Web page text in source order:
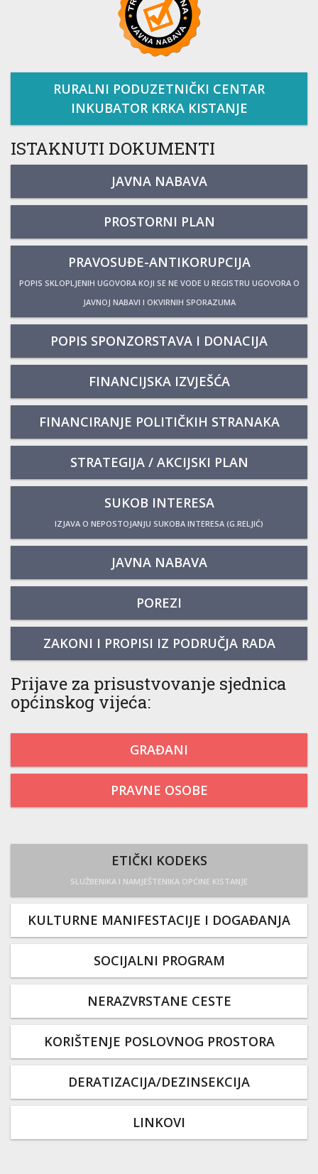
RURALNI PODUZETNIČKI CENTAR
INKUBATOR KRKA KISTANJE
ISTAKNUTI DOKUMENTI
JAVNA NABAVA
PROSTORNI PLAN
PRAVOSUĐE-ANTIKORUPCIJA
POPIS SKLOPLJENIH UGOVORA KOJI SE NE VODE U REGISTRU UGOVORA O
JAVNOJ NABAVI I OKVIRNIH SPORAZUMA
POPIS SPONZORSTAVA I DONACIJA
FINANCIJSKA IZVJEŠĆA
FINANCIRANJE POLITIČKIH STRANAKA
STRATEGIJA / AKCIJSKI PLAN
SUKOB INTERESA
IZJAVA O NEPOSTOJANJU SUKOBA INTERESA (G.RELJIĆ)
JAVNA NABAVA
POREZI
ZAKONI I PROPISI IZ PODRUČJA RADA
Prijave za prisustvovanje sjednica
općinskog vijeća:
GRAĐANI
PRAVNE OSOBE
ETIČKI KODEKS
SLUŽBENIKA I NAMJEŠTENIKA OPĆINE KISTANJE
KULTURNE MANIFESTACIJE I DOGAĐANJA
SOCIJALNI PROGRAM
NERAZVRSTANE CESTE
KORIŠTENJE POSLOVNOG PROSTORA
DERATIZACIJA/DEZINSEKCIJA
LINKOVI